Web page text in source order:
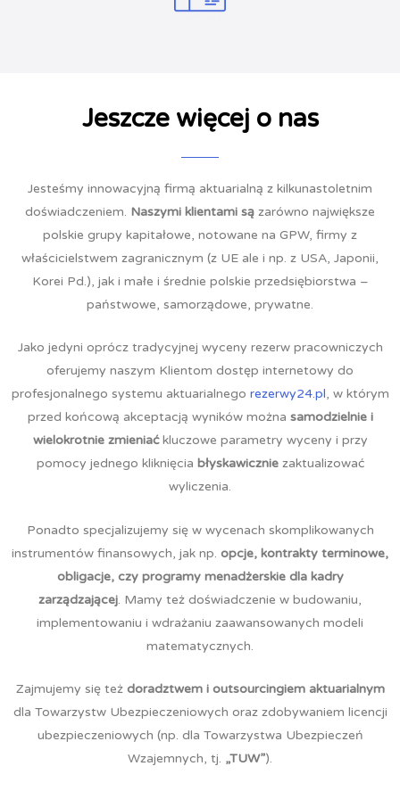
Jeszcze więcej o nas
Jesteśmy innowacyjną firmą aktuarialną z kilkunastoletnim
doświadczeniem. Naszymi klientami są zarówno największe
polskie grupy kapitałowe, notowane na GPW, firmy z
właścicielstwem zagranicznym (z UE ale i np. z USA, Japonii,
Korei Pd.), jak i małe i średnie polskie przedsiębiorstwa –
państwowe, samorządowe, prywatne.
Jako jedyni oprócz tradycyjnej wyceny rezerw pracowniczych
oferujemy naszym Klientom dostęp internetowy do
profesjonalnego systemu aktuarialnego rezerwy24.pl, w którym
przed końcową akceptacją wyników można samodzielnie i
wielokrotnie zmieniaćkluczowe parametry wyceny i przy
pomocy jednego kliknięcia błyskawicznie zaktualizować
wyliczenia.
Ponadto specjalizujemy się w wycenach skomplikowanych
instrumentów finansowych, jak np. opcje, kontrakty terminowe,
obligacje, czy programy menadżerskie dla kadry
zarządzającej. Mamy też doświadczenie w budowaniu,
implementowaniu i wdrażaniu zaawansowanych modeli
matematycznych.
Zajmujemy się teżdoradztwem i outsourcingiem aktuarialnym
dla Towarzystw Ubezpieczeniowych oraz zdobywaniem licencji
ubezpieczeniowych (np. dla Towarzystwa Ubezpieczeń
Wzajemnych, tj. „TUW”).